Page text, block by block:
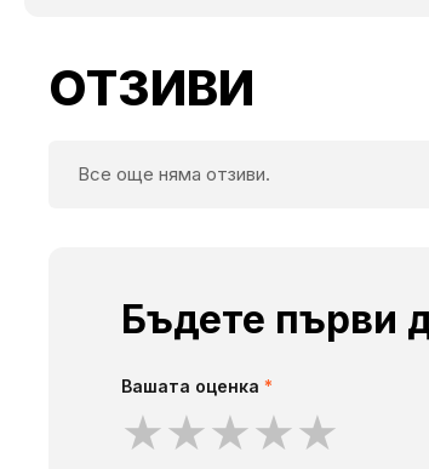
ОТЗИВИ
Все още няма отзиви.
Бъдете първи
Вашата оценка *
★★★★★